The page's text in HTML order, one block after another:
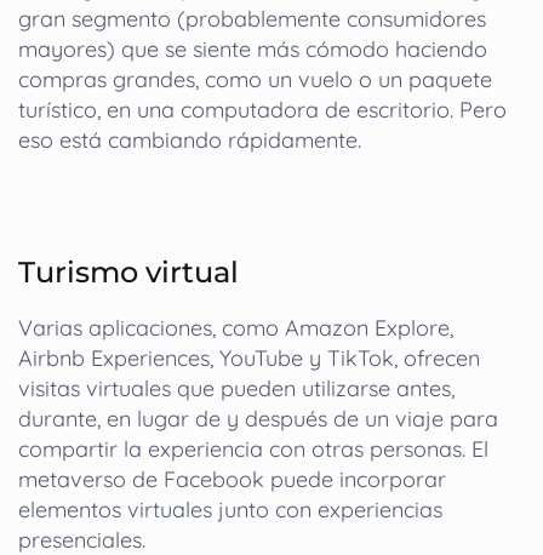
gran segmento (probablemente consumidores
mayores) que se siente más cómodo haciendo
compras grandes, como un vuelo o un paquete
turístico, en una computadora de escritorio. Pero
eso está cambiando rápidamente.
Turismo virtual
Varias aplicaciones, como Amazon Explore,
Airbnb Experiences, YouTube y TikTok, ofrecen
visitas virtuales que pueden utilizarse antes,
durante, en lugar de y después de un viaje para
compartir la experiencia con otras personas. El
metaverso de Facebook puede incorporar
elementos virtuales junto con experiencias
presenciales.